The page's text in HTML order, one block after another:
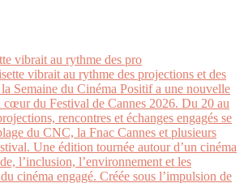
vibrait au rythme des pro